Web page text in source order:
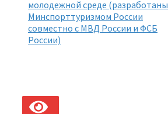
молодежной среде (разработаны
Минспорттуризмом России
совместно с МВД России и ФСБ
России)